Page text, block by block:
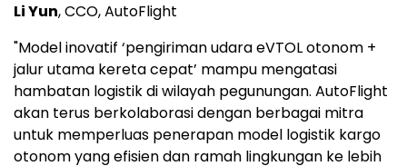
Li Yun, CCO, AutoFlight
"Model inovatif ‘pengiriman udara eVTOL otonom +
jalur utama kereta cepat’ mampu mengatasi
hambatan logistik di wilayah pegunungan. AutoFlight
akan terus berkolaborasi dengan berbagai mitra
untuk memperluas penerapan model logistik kargo
otonom yang efisien dan ramah lingkungan ke lebih